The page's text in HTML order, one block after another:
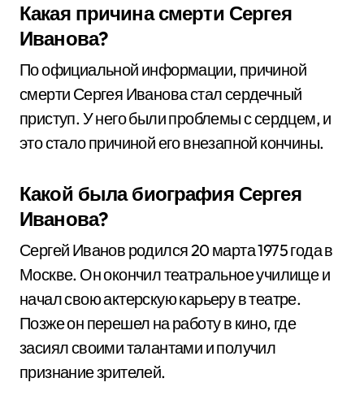
Какая причина смерти Сергея
Иванова?
По официальной информации, причиной
смерти Сергея Иванова стал сердечный
приступ. У него были проблемы с сердцем, и
это стало причиной его внезапной кончины.
Какой была биография Сергея
Иванова?
Сергей Иванов родился 20 марта 1975 года в
Москве. Он окончил театральное училище и
начал свою актерскую карьеру в театре.
Позже он перешел на работу в кино, где
засиял своими талантами и получил
признание зрителей.